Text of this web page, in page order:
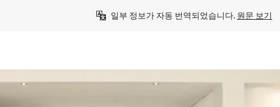
일부 정보가 자동 번역되었습니다. 원문 보기